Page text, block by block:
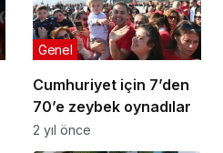
Cumhuriyet için 7’den
70’e zeybek oynadılar
Genel
2 yıl önce